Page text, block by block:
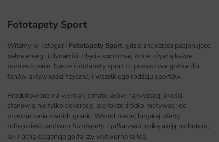
Fototapety Sport
Witamy w kategorii Fototapety Sport, gdzie znajdziesz pasjonujące,
pełne energii i dynamiki zdjęcia sportowe, które ożywią każde
pomieszczenie. Nasze fototapety sport to prawdziwa gratka dla
fanów aktywności fizycznej i wszelkiego rodzaju sportów.
Produkowane na wymiar, z materiałów najwyższej jakości,
stanowią nie tylko dekorację, ale także źródło motywacji do
przekraczania swoich granic. Wśród naszej bogatej oferty
odnajdziesz zarówno fototapety z piłkarzami, dziką akcją na boisku,
jak i cichą elegancję golfa czy wytworne tańce.